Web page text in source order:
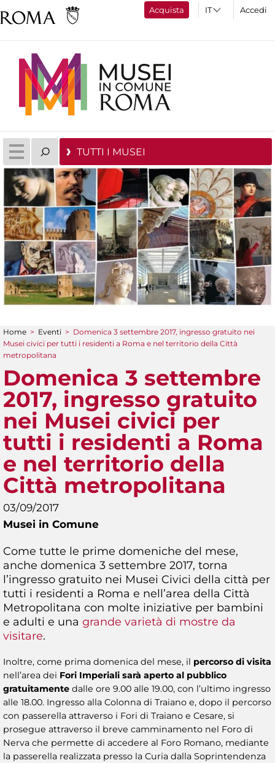
Acquista Accedi
TUTTI I MUSEI
Tu sei qui
Home > Eventi > Domenica 3 settembre 2017, ingresso gratuito nei
Musei civici per tutti i residenti a Roma e nel territorio della Città
metropolitana
Domenica 3 settembre
2017, ingresso gratuito
nei Musei civici per
tutti i residenti a Roma
e nel territorio della
Città metropolitana
03/09/2017
Musei in Comune
Come tutte le prime domeniche del mese,
anche domenica 3 settembre 2017, torna
l’ingresso gratuito nei Musei Civici della città per
tutti i residenti a Roma e nell’area della Città
Metropolitana con molte iniziative per bambini
e adulti e una grande varietà di mostre da
visitare.
Inoltre, come prima domenica del mese, il percorso di visita
nell’area dei Fori Imperiali sarà aperto al pubblico
gratuitamente dalle ore 9.00 alle 19.00, con l’ultimo ingresso
alle 18.00. Ingresso alla Colonna di Traiano e, dopo il percorso
con passerella attraverso i Fori di Traiano e Cesare, si
prosegue attraverso il breve camminamento nel Foro di
Nerva che permette di accedere al Foro Romano, mediante
la passerella realizzata presso la Curia dalla Soprintendenza